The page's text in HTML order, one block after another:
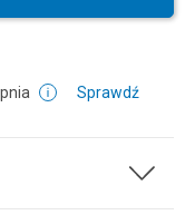
Sprawdź